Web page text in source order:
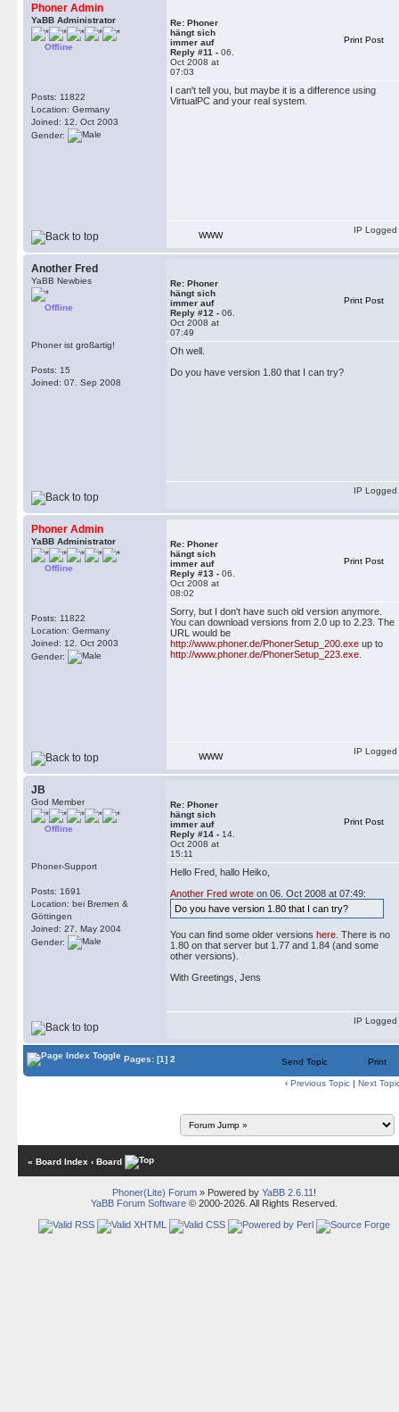
Phoner Admin
YaBB Administrator
Offline
Posts: 11822
Location: Germany
Joined: 12. Oct 2003
Gender:
Re: Phoner
hängt sich
immer auf
Reply #11 - 06.
Oct 2008 at
07:03
Print Post
I can't tell you, but maybe it is a difference using
VirtualPC and your real system.
WWW
IP Logged
Another Fred
YaBB Newbies
Offline
Phoner ist großartig!
Posts: 15
Joined: 07. Sep 2008
Re: Phoner
hängt sich
immer auf
Reply #12 - 06.
Oct 2008 at
07:49
Print Post
Oh well.
Do you have version 1.80 that I can try?
IP Logged
Phoner Admin
YaBB Administrator
Offline
Posts: 11822
Location: Germany
Joined: 12. Oct 2003
Gender:
Re: Phoner
hängt sich
immer auf
Reply #13 - 06.
Oct 2008 at
08:02
Print Post
Sorry, but I don't have such old version anymore.
You can download versions from 2.0 up to 2.23. The
URL would be
http://www.phoner.de/PhonerSetup_200.exe up to
http://www.phoner.de/PhonerSetup_223.exe
WWW
IP Logged
JB
God Member
Offline
Phoner-Support
Posts: 1691
Location: bei Bremen &
Göttingen
Joined: 27. May 2004
Gender:
Re: Phoner
hängt sich
immer auf
Reply #14 - 14.
Oct 2008 at
15:11
Print Post
Hello Fred, hallo Heiko,
Another Fred wrote on 06. Oct 2008 at 07:49:
Do you have version 1.80 that I can try?
You can find some older versions here . There is no
1.80 on that server but 1.77 and 1.84 (and some
other versions).
With Greetings, Jens
IP Logged
Pages: [1] 2 Send Topic Print
‹ Previous Topic | Next
« Board Index ‹ Board
Phoner(Lite) Forum» Powered by YaBB 2.6.11 !
YaBB Forum Software© 2000-2026. All Rights Reserved.